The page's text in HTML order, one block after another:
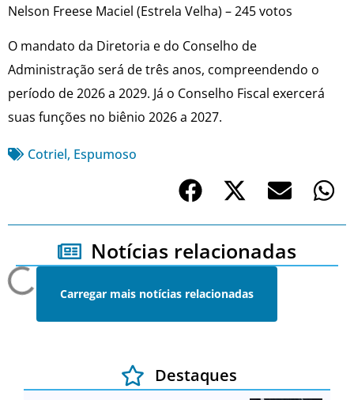
Nelson Freese Maciel (Estrela Velha) – 245 votos
O mandato da Diretoria e do Conselho de
Administração será de três anos, compreendendo o
período de 2026 a 2029. Já o Conselho Fiscal exercerá
suas funções no biênio 2026 a 2027.
Cotriel, Espumoso
Notícias relacionadas
Carregar mais notícias relacionadas
Destaques